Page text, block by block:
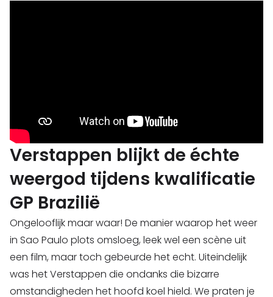
Verstappen blijkt de échte
weergod tijdens kwalificatie
GP Brazilië
Ongelooflijk maar waar! De manier waarop het weer
in Sao Paulo plots omsloeg, leek wel een scène uit
een film, maar toch gebeurde het echt. Uiteindelijk
was het Verstappen die ondanks die bizarre
omstandigheden het hoofd koel hield. We praten je